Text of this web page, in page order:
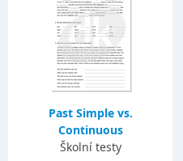
Past Simple vs.
Continuous
Školní testy